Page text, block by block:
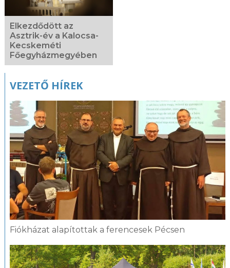
Elkezdődött az
Asztrik-év a Kalocsa-
Kecskeméti
Főegyházmegyében
VEZETŐ HÍREK
Fiókházat alapítottak a ferencesek Pécsen